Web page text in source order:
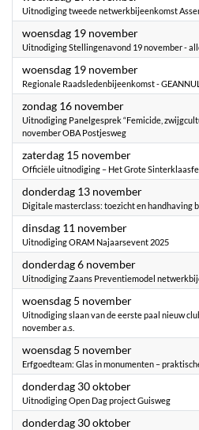
Uitnodiging tweede netwerkbijeenkomst
woensdag 19 november2025
Uitnodiging Stellingenavond 19 november -
woensdag 19 november2025
Regionale Raadsledenbijeenkomst -
zondag 16 november2025
Uitnodiging ​Panelgesprek “Femicide,
november OBA Postjesweg
zaterdag 15 november2025
Officiële uitnodiging – Het Grote
donderdag 13 november2025
Digitale masterclass: toezicht en handhaving
dinsdag 11 november2025
Uitnodiging ORAM Najaarsevent 2025
donderdag 6 november2025
Uitnodiging Zaans Preventiemodel
woensdag 5 november2025
Uitnodiging slaan van de eerste paal nieuw
november a.s.
woensdag 5 november2025
Erfgoedteam: Glas in monumenten –
donderdag 30 oktober2025
Uitnodiging Open Dag project Guisweg
donderdag 30 oktober2025